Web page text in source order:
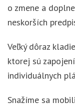
o zmene a
neskorších
Veľký dôraz
ktorej sú
individuálnych
Snažíme sa